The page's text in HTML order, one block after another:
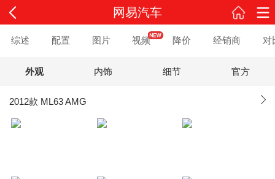
网易汽车
综述 配置 图片 视频 降价 经销商 对
外观 内饰 细节 官方
2012款 ML63 AMG